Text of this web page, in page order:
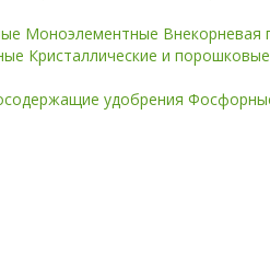
Моноэлементные Внекорневая
Кристаллические и
удобрения